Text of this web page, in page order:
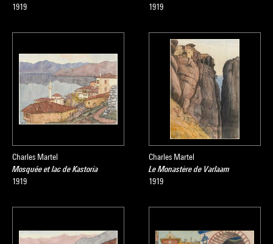
1919
1919
Charles Martel
Mosquée et lac de Kastoria
1919
Charles Martel
Le Monastère de Varlaam
1919